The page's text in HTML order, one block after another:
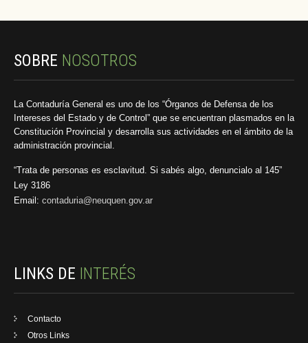
SOBRE NOSOTROS
La Contaduría General es uno de los “Órganos de Defensa de los
Intereses del Estado y de Control” que se encuentran plasmados en la
Constitución Provincial y desarrolla sus actividades en el ámbito de la
administración provincial.
“Trata de personas es esclavitud. Si sabés algo, denuncialo al 145”
Ley 3186
Email: contaduria@neuquen.gov.ar
LINKS DE INTERÉS
Contacto
Otros Links